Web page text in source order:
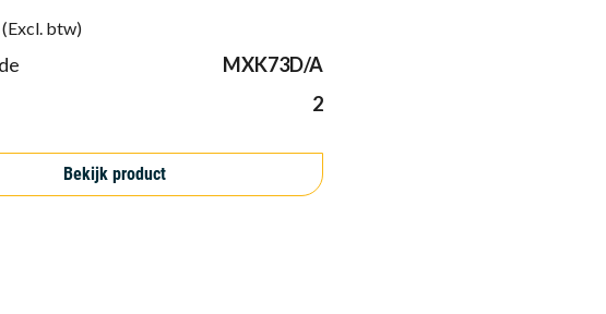
(Excl. btw)
MXK73D/A
2
Bekijk product